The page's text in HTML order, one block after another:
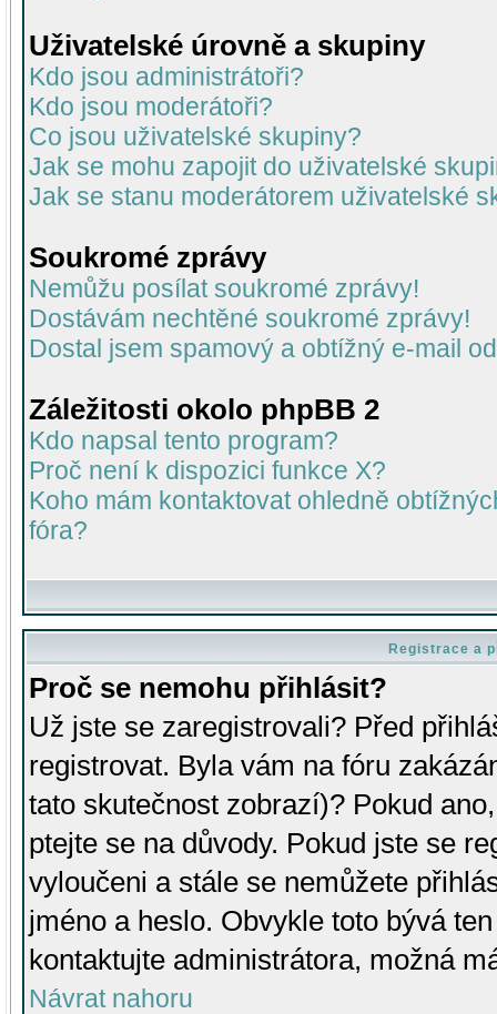
Uživatelské úrovně a skupiny
Kdo jsou administrátoři?
Kdo jsou moderátoři?
Co jsou uživatelské skupiny?
Jak se mohu zapojit do uživatelské
Jak se stanu moderátorem uživatelské
Soukromé zprávy
Nemůžu posílat soukromé zprávy!
Dostávám nechtěné soukromé zprávy!
Dostal jsem spamový a obtížný e-mail
Záležitosti okolo phpBB 2
Kdo napsal tento program?
Proč není k dispozici funkce X?
Koho mám kontaktovat ohledně
fóra?
Registrace a
Proč se nemohu přihlásit?
Už jste se zaregistrovali? Před
registrovat. Byla vám na fóru
tato skutečnost zobrazí)? Pokud
ptejte se na důvody. Pokud jste se
vyloučeni a stále se nemůžete
jméno a heslo. Obvykle toto bývá
kontaktujte administrátora, možná
Návrat nahoru